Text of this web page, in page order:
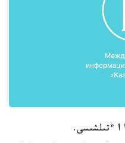
ا ءتىلشىسى.